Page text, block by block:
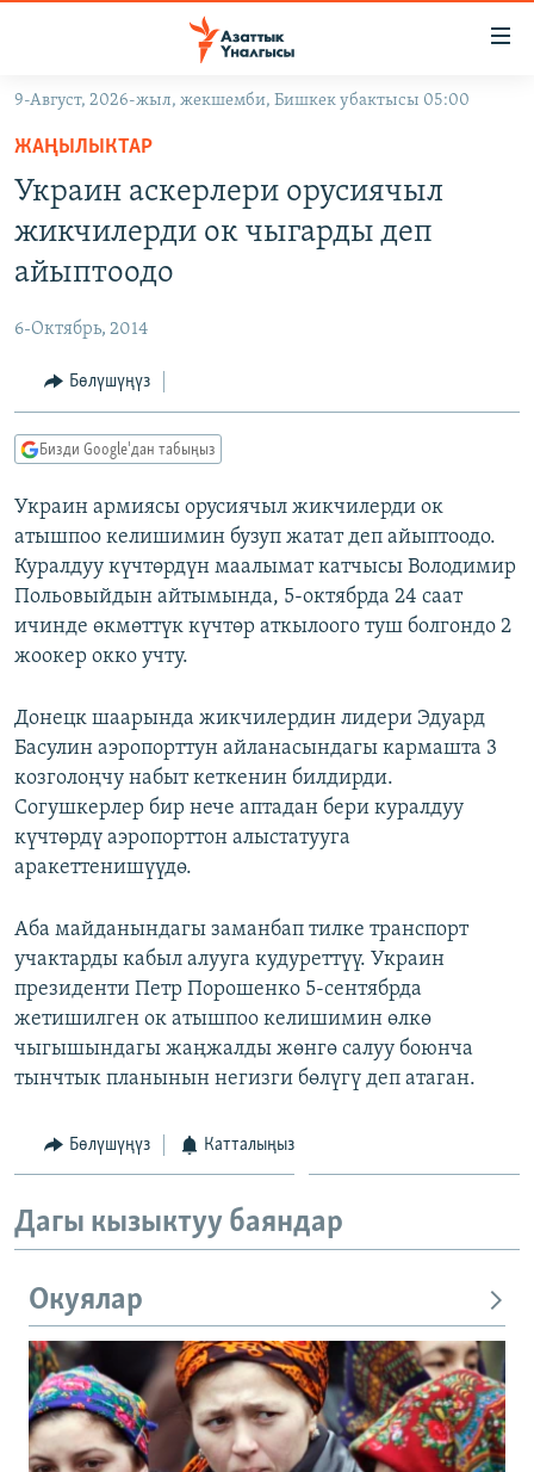
Навигацияга
өтүңүз
Издөөгө
салыңызКЫРГЫЗСТАН
САЯСАТ
МАДАНИЯТ
ДҮЙНӨ
ДҮЙНӨ
УКРАИНА
ТВ ПРОГРАММАЛАР
БҮГҮН АЗАТТЫКТА
ДАНИСТЕ
АЗАТТЫК+
ЫҢГАЙСЫЗ СУРООЛОР
ПОДКАСТ
ОНЛАЙН ШЕРИНЕ
ЭЕ/АРнун бардык сайттары
9-Август, 2026-жыл, жекшемби, Бишкек убактысы 05:00
ЖАҢЫЛЫКТАР
Украин аскерлери орусиячыл
жикчилерди ок чыгарды деп
айыптоодо
6-Октябрь, 2014
Бөлүшүңүз
Бизди Google'дан табыңыз
Украин армиясы орусиячыл жикчилерди ок
атышпоо келишимин бузуп жатат деп айыптоодо.
Куралдуу күчтөрдүн маалымат катчысы Володимир
Польовыйдын айтымында, 5-октябрда 24 саат
ичинде өкмөттүк күчтөр аткылоого туш болгондо 2
жоокер окко учту.
Донецк шаарында жикчилердин лидери Эдуард
Басулин аэропорттун айланасындагы кармашта 3
козголоңчу набыт кеткенин билдирди.
Согушкерлер бир нече аптадан бери куралдуу
күчтөрдү аэропорттон алыстатууга
аракеттенишүүдө.
Аба майданындагы заманбап тилке транспорт
учактарды кабыл алууга кудуреттүү. Украин
президенти Петр Порошенко 5-сентябрда
жетишилген ок атышпоо келишимин өлкө
чыгышындагы жаңжалды жөнгө салуу боюнча
тынчтык планынын негизги бөлүгү деп атаган.
Бөлүшүңүз Катталыңыз
Дагы кызыктуу баяндар
Окуялар